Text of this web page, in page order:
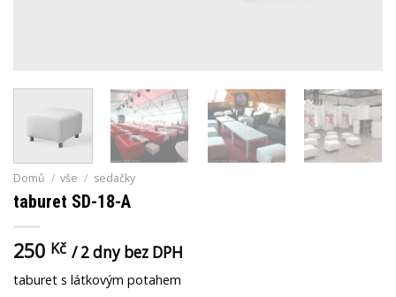
Domů / vše / sedačky
taburet SD-18-A
250 Kč / 2 dny bez DPH
taburet s látkovým potahem